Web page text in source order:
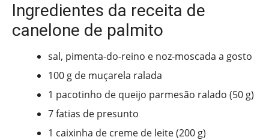
Ingredientes da receita de
canelone de palmito
sal, pimenta-do-reino e noz-moscada a gosto
100 g de muçarela ralada
1 pacotinho de queijo parmesão ralado (50 g)
7 fatias de presunto
1 caixinha de creme de leite (200 g)